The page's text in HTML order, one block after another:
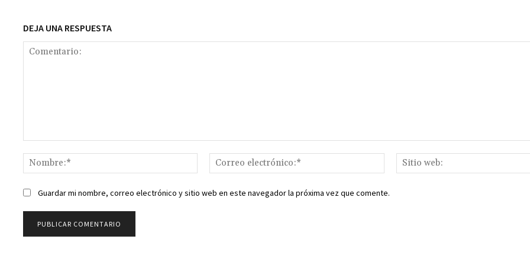
DEJA UNA RESPUESTA
Nombre:*
Correo
electrónico:*
Guardar mi nombre, correo electrónico y sitio web en este navegador la próxima vez que comente.